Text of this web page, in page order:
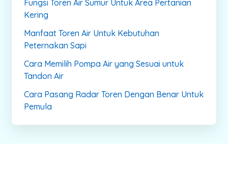
Fungsi Toren Air Sumur Untuk Area Pertanian
Kering
Manfaat Toren Air Untuk Kebutuhan
Peternakan Sapi
Cara Memilih Pompa Air yang Sesuai untuk
Tandon Air
Cara Pasang Radar Toren Dengan Benar Untuk
Pemula